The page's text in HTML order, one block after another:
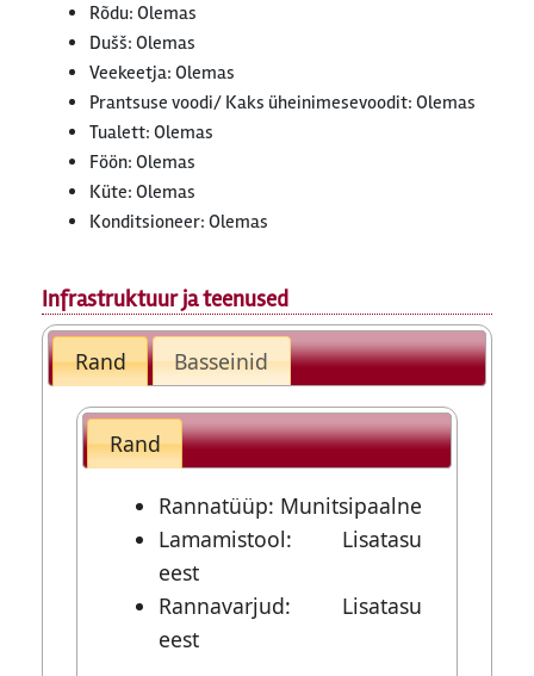
Rõdu: Olemas
Dušš: Olemas
Veekeetja: Olemas
Prantsuse voodi/ Kaks üheinimesevoodit: Olemas
Tualett: Olemas
Föön: Olemas
Küte: Olemas
Konditsioneer: Olemas
Infrastruktuur ja teenused
Rand Basseinid
Rand
Rannatüüp: Munitsipaalne
Lamamistool: Lisatasu
eest
Rannavarjud: Lisatasu
eest